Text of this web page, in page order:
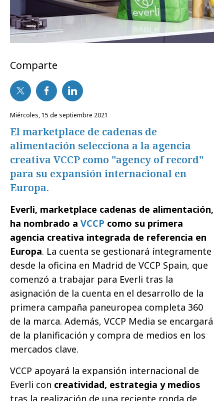
Comparte
miércoles, 15 de septiembre 2021
El marketplace de cadenas de
alimentación selecciona a la agencia
creativa VCCP como "agency of record"
para su expansión internacional en
Europa.
Everli, marketplace cadenas de alimentación,
ha nombrado a VCCP como su primera
agencia creativa integrada de referencia en
Europa. La cuenta se gestionará íntegramente
desde la oficina en Madrid de VCCP Spain, que
comenzó a trabajar para Everli tras la
asignación de la cuenta en el desarrollo de la
primera campaña paneuropea completa 360
de la marca. Además, VCCP Media se encargará
de la planificación y compra de medios en los
mercados clave.
VCCP apoyará la expansión internacional de
Everli con creatividad, estrategia y medios
tras la realización de una reciente ronda de